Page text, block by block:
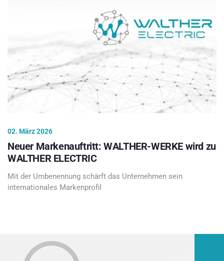
02. März 2026
Neuer Markenauftritt: WALTHER-WERKE wird zu
WALTHER ELECTRIC
Mit der Umbenennung schärft das Unternehmen sein
internationales Markenprofil